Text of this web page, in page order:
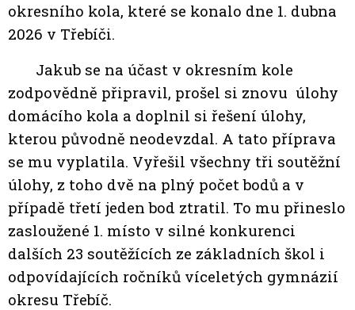
okresního kola, které se konalo dne 1. dubna
2026 v Třebíči.
Jakub se na účast v okresním kole
zodpovědně připravil, prošel si znovu úlohy
domácího kola a doplnil si řešení úlohy,
kterou původně neodevzdal. A tato příprava
se mu vyplatila. Vyřešil všechny tři soutěžní
úlohy, z toho dvě na plný počet bodů a v
případě třetí jeden bod ztratil. To mu přineslo
zasloužené 1. místo v silné konkurenci
dalších 23 soutěžících ze základních škol i
odpovídajících ročníků víceletých gymnázií
okresu Třebíč.